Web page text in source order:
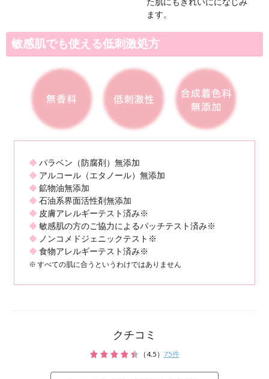
余分な皮脂を吸着してテカリ
を飛ばし透明感の高いナチュ
続く微粒子パウダーです。
粉っぽさを抑え、
余分な皮脂を吸着
スクワランパウダー
美肌菌を育て、肌のバ
クチコミ
（4.5 ） 75件